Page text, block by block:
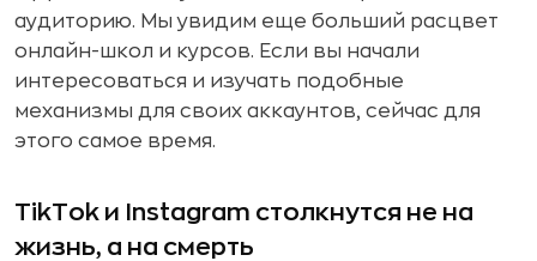
аудиторию. Мы увидим еще больший расцвет
онлайн-школ и курсов. Если вы начали
интересоваться и изучать подобные
механизмы для своих аккаунтов, сейчас для
этого самое время.
TikTok и Instagram столкнутся не на
жизнь, а на смерть